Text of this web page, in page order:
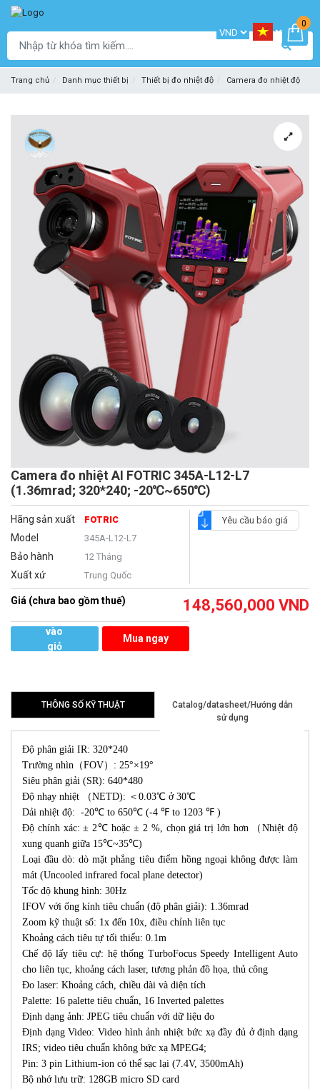
0
Trang chủ Danh mục thiết bị Thiết bị đo nhiệt độ Camera đo nhiệt độ
Camera đo nhiệt AI FOTRIC 345A-L12-L7
(1.36mrad; 320*240; -20℃~650℃)
Hãng sản xuất FOTRIC
Model 345A-L12-L7
Bảo hành 12 Tháng
Xuất xứ Trung Quốc
Yêu cầu báo giá
Giá (chưa bao gồm thuế) 148,560,000 VND
vào
giỏ
Mua ngay
THÔNG SỐ KỸ THUẬT
Catalog/datasheet/Hướng dẫn
sử dụng
Độ phân giải IR: 320*240
Trường nhìn（FOV）: 25°×19°
Siêu phân giải (SR): 640*480
Độ nhạy nhiệt （NETD): ＜0.03℃ ở 30℃
Dải nhiệt độ: -20℃ to 650℃ (-4 ℉ to 1203 ℉ )
Độ chính xác: ± 2℃ hoặc ± 2 %, chọn giá trị lớn hơn （Nhiệt độ
xung quanh giữa 15℃~35℃)
Loại đầu dò: dò mặt phẳng tiêu điểm hồng ngoại không được làm
mát (Uncooled infrared focal plane detector)
Tốc độ khung hình: 30Hz
IFOV với ống kính tiêu chuẩn (độ phân giải): 1.36mrad
Zoom kỹ thuật số: 1x đến 10x, điều chỉnh liên tục
Khoảng cách tiêu tự tối thiểu: 0.1m
Chế độ lấy tiêu cự: hệ thống TurboFocus Speedy Intelligent Auto
cho liên tục, khoảng cách laser, tương phản đồ họa, thủ công
Đo laser: Khoảng cách, chiều dài và diện tích
Palette: 16 palette tiêu chuẩn, 16 Inverted palettes
Định dạng ảnh: JPEG tiêu chuẩn với dữ liệu đo
Định dạng Video: Video hình ảnh nhiệt bức xạ đầy đủ ở định dạng
IRS; video tiêu chuẩn không bức xạ MPEG4;
Pin: 3 pin Lithium-ion có thể sạc lại (7.4V, 3500mAh)
Bộ nhớ lưu trữ: 128GB micro SD card